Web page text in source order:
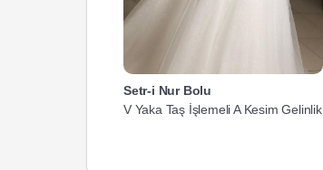
Setr-i Nur Bolu
V Yaka Taş İşlemeli A Kesim Gelinlik